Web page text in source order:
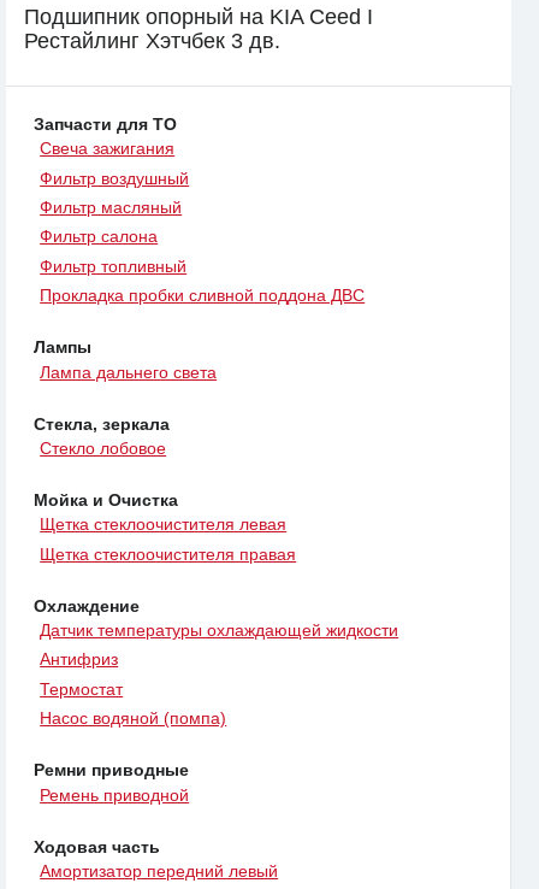
Подшипник опорный на KIA Ceed I
Рестайлинг Хэтчбек 3 дв.
Запчасти для ТО
Свеча зажигания
Фильтр воздушный
Фильтр масляный
Фильтр салона
Фильтр топливный
Прокладка пробки сливной поддона ДВС
Лампы
Лампа дальнего света
Стекла, зеркала
Стекло лобовое
Мойка и Очистка
Щетка стеклоочистителя левая
Щетка стеклоочистителя правая
Охлаждение
Датчик температуры охлаждающей жидкости
Антифриз
Термостат
Насос водяной (помпа)
Ремни приводные
Ремень приводной
Ходовая часть
Амортизатор передний левый